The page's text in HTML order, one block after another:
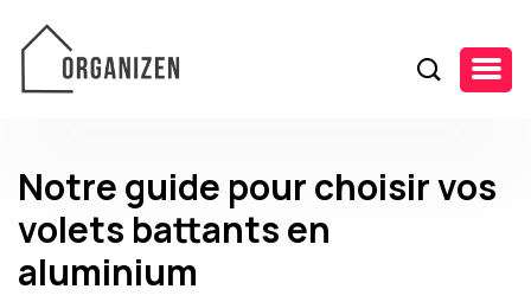
Notre guide pour choisir vos
volets battants en
aluminium